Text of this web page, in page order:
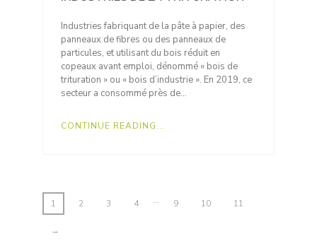
Industries fabriquant de la pâte à papier, des
panneaux de fibres ou des panneaux de
particules, et utilisant du bois réduit en
copeaux avant emploi, dénommé « bois de
trituration » ou « bois d’industrie ». En 2019, ce
secteur a consommé près de…
CONTINUE READING...
1 2 3 4 … 9 10 11
→